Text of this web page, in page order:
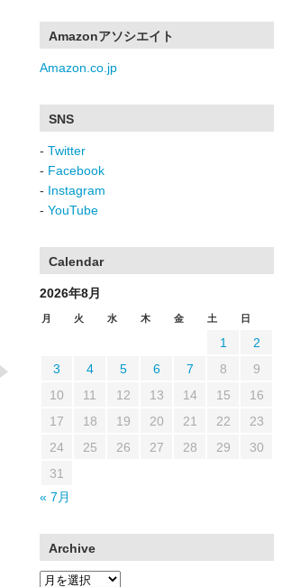
Amazonアソシエイト
Amazon.co.jp
SNS
- Twitter
- Facebook
- Instagram
- YouTube
Calendar
2026年8月
月 火 水 木 金 土 日
1
2
3
4 5 6 7 8
9
10
11 12 13 14 15
16
17
18 19 20 21 22
23
24
25 26 27 28 29
30
31
« 7月
Archive
Archive